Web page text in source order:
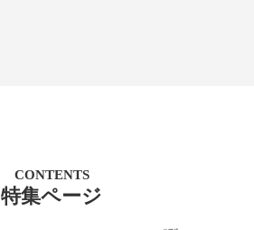
CONTENTS
特集ページ